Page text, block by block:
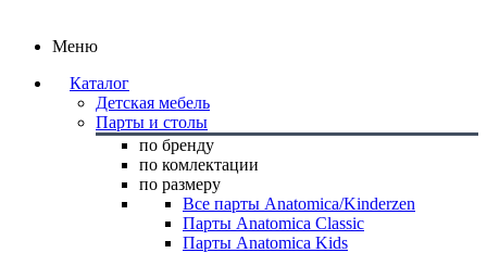
Меню
Каталог
Детская мебель
Парты и столы
по бренду
по комлектации
по размеру
Все парты Anatomica/Kinderzen
Парты Anatomica Classic
Парты Anatomica Kids